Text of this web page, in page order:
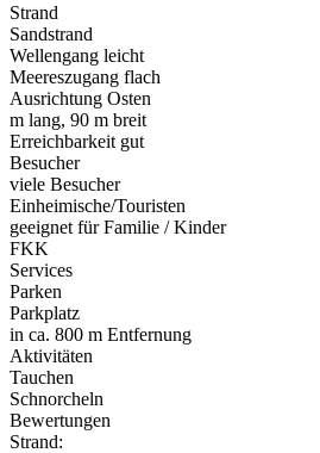
Strand
Sandstrand
Wellengang leicht
Meereszugang flach
Ausrichtung Osten
m lang, 90 m breit
Erreichbarkeit gut
Besucher
viele Besucher
Einheimische/Touristen
geeignet für Familie / Kinder
FKK
Services
Parken
Parkplatz
in ca. 800 m Entfernung
Aktivitäten
Tauchen
Schnorcheln
Bewertungen
Strand: